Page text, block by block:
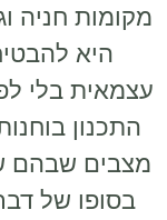
מקומות חניה
היא
עצמאית בלי
התכנון
מצבים שבהם
בסופו של